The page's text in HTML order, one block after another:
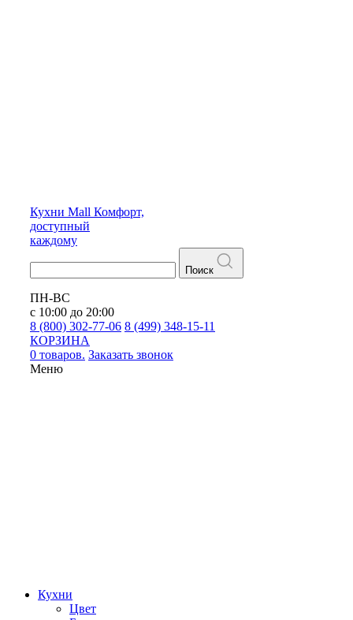
Кухни Mall Комфорт,
доступный
каждому
Поиск
ПН-ВС
с 10:00 до 20:00
8 (800) 302-77-06 8 (499) 348-15-11
КОРЗИНА
0 товаров. Заказать звонок
Меню
Кухни
Цвет